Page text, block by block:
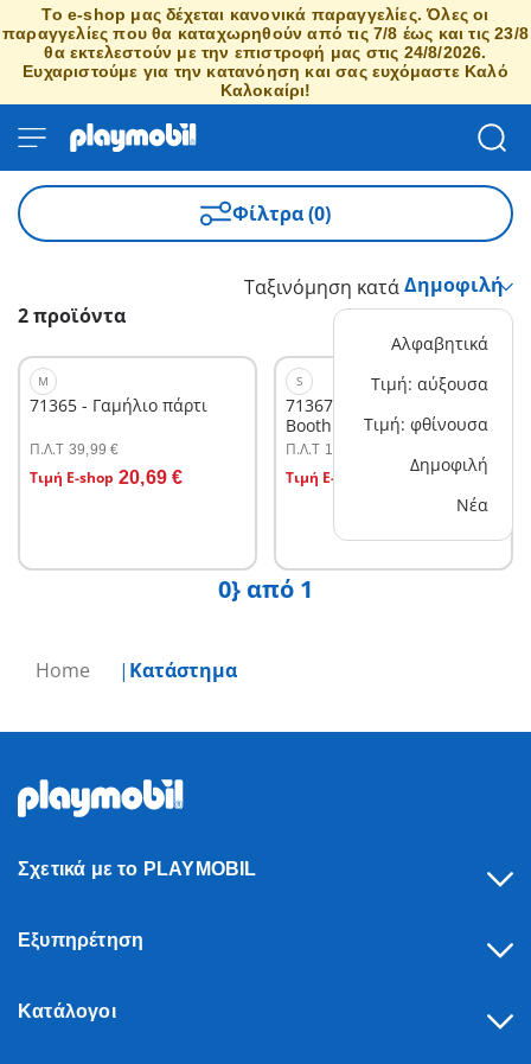
Το e-shop μας δέχεται κανονικά παραγγελίες. Όλες οι
παραγγελίες που θα καταχωρηθούν από τις 7/8 έως και τις 23/8
θα εκτελεστούν με την επιστροφή μας στις 24/8/2026.
Ευχαριστούμε για την κατανόηση και σας ευχόμαστε Καλό
Καλοκαίρι!
Home Κατάστημα
Φίλτρα (0)
2 προϊόντα
Ταξινόμηση κατά
Αλφαβητικά
Τιμή: αύξουσα
Τιμή: φθίνουσα
Δημοφιλή
Νέα
M
71365 - Γαμήλιο πάρτι
Π.Λ.T 39,99 €
Τιμή E-shop 20,69 €
Στο καλάθι
S
71367 - Γαμήλιο Photo
Booth
Π.Λ.T 19,99 €
Τιμή E-shop 10,79 €
0} από 1
Σχετικά με το PLAYMOBIL
Εξυπηρέτηση
Κατάλογοι